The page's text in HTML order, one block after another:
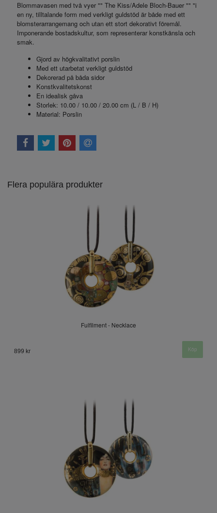
Blommavasen med två vyer "" The Kiss/Adele Bloch-Bauer "" "i
en ny, tilltalande form med verkligt guldstöd är både med ett
blomsterarrangemang och utan ett stort dekorativt föremål.
Imponerande bostadskultur, som representerar konstkänsla och
smak.
Gjord av högkvalitativt porslin
Med ett utarbetat verkligt guldstöd
Dekorerad på båda sidor
Konstkvalitetskonst
En idealisk gåva
Storlek: 10.00 / 10.00 / 20.00 cm (L / B / H)
Material: Porslin
Flera populära produkter
Fulfilment - Necklace
899 kr